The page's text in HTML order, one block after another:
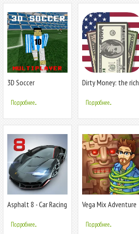
3D Soccer
Подробнее...
Dirty Money: the rich
Подробнее...
Asphalt 8 - Car Racing
Подробнее...
Vega Mix Adventure
Подробнее...